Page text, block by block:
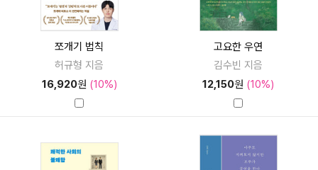
쪼개기 법칙
허규형 지음
16,920원 (10%)
고요한 우연
김수빈 지음
12,150원 (10%)